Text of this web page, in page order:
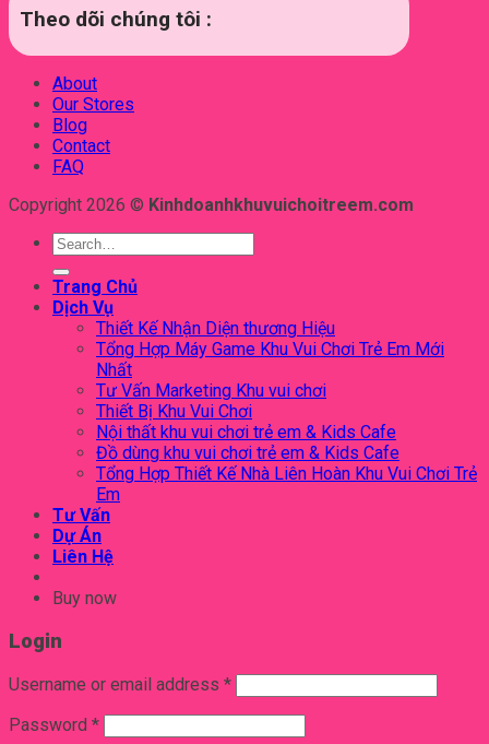
Theo dõi chúng tôi :
About
Our Stores
Blog
Contact
FAQ
Copyright 2026 © Kinhdoanhkhuvuichoitreem.com
Search
Trang Chủ
Dịch Vụ
Thiết Kế Nhận Diện thương Hiệu
Tổng Hợp Máy Game Khu Vui Chơi Trẻ Em Mới
Nhất
Tư Vấn Marketing Khu vui chơi
Thiết Bị Khu Vui Chơi
Nội thất khu vui chơi trẻ em & Kids Cafe
Đồ dùng khu vui chơi trẻ em & Kids Cafe
Tổng Hợp Thiết Kế Nhà Liên Hoàn Khu Vui Chơi Trẻ
Em
Tư Vấn
Dự Án
Liên Hệ
Buy now
Login
Username or email address *
Password *